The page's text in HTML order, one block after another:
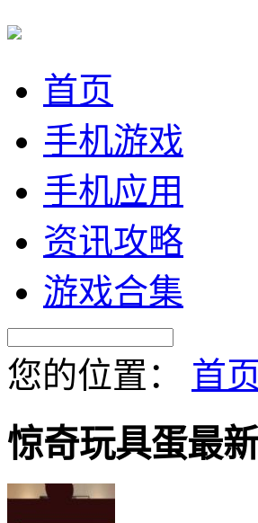
首页
手机游戏
手机应用
资讯攻略
游戏合集
您的位置： 首
惊奇玩具蛋最